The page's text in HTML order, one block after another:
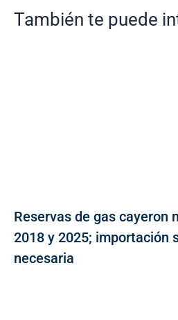
También te puede
Reservas de gas cayeron
2018 y 2025; importación
necesaria